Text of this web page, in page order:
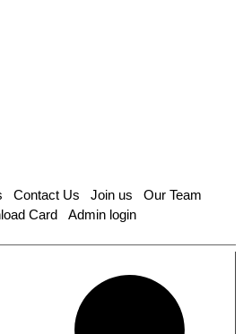
Contact Us Join us
Our Team
Card
Admin login